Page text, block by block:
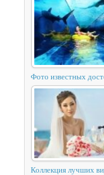
Фото известных
Коллекция лучших